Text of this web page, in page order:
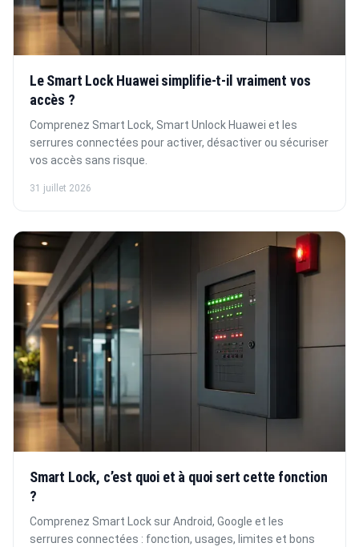
Le Smart Lock Huawei simplifie-t-il vraiment vos
accès ?
Comprenez Smart Lock, Smart Unlock Huawei et les
serrures connectées pour activer, désactiver ou sécuriser
vos accès sans risque.
31 juillet 2026
Smart Lock, c’est quoi et à quoi sert cette fonction
?
Comprenez Smart Lock sur Android, Google et les
serrures connectées : fonction, usages, limites et bons